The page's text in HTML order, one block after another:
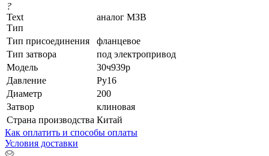
?
Text
Тип
аналог МЗВ
Тип присоединения
фланцевое
Тип затвора
под электропривод
Модель
30ч939р
Давление
Ру16
Диаметр
200
Затвор
клиновая
Страна производства Китай
Как оплатить и способы оплаты
Условия доставки